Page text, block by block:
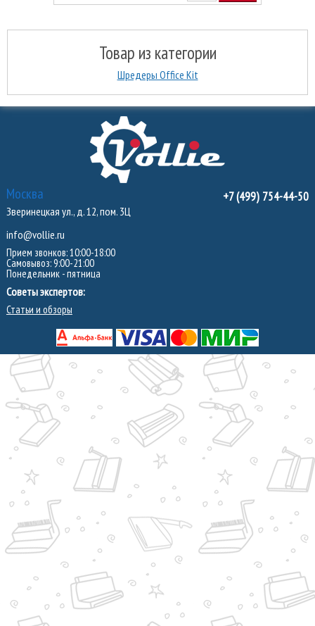
Товар из категории
Шредеры Office Kit
Москва
Зверинецкая ул., д. 12, пом. 3Ц
info@vollie.ru
Прием звонков: 10:00-18:00
Самовывоз: 9:00-21:00
Понедельник - пятница
Советы экспертов:
Статьи и обзоры
+7 (499) 754-44-50